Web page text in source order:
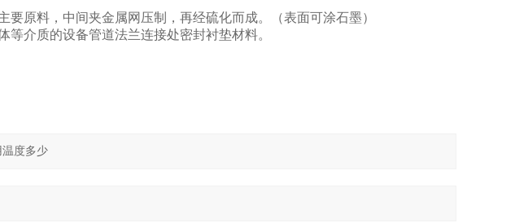
要原料，中间夹金属网压制，再经硫化而成。（表面可涂石墨）
等介质的设备管道法兰连接处密封衬垫材料。